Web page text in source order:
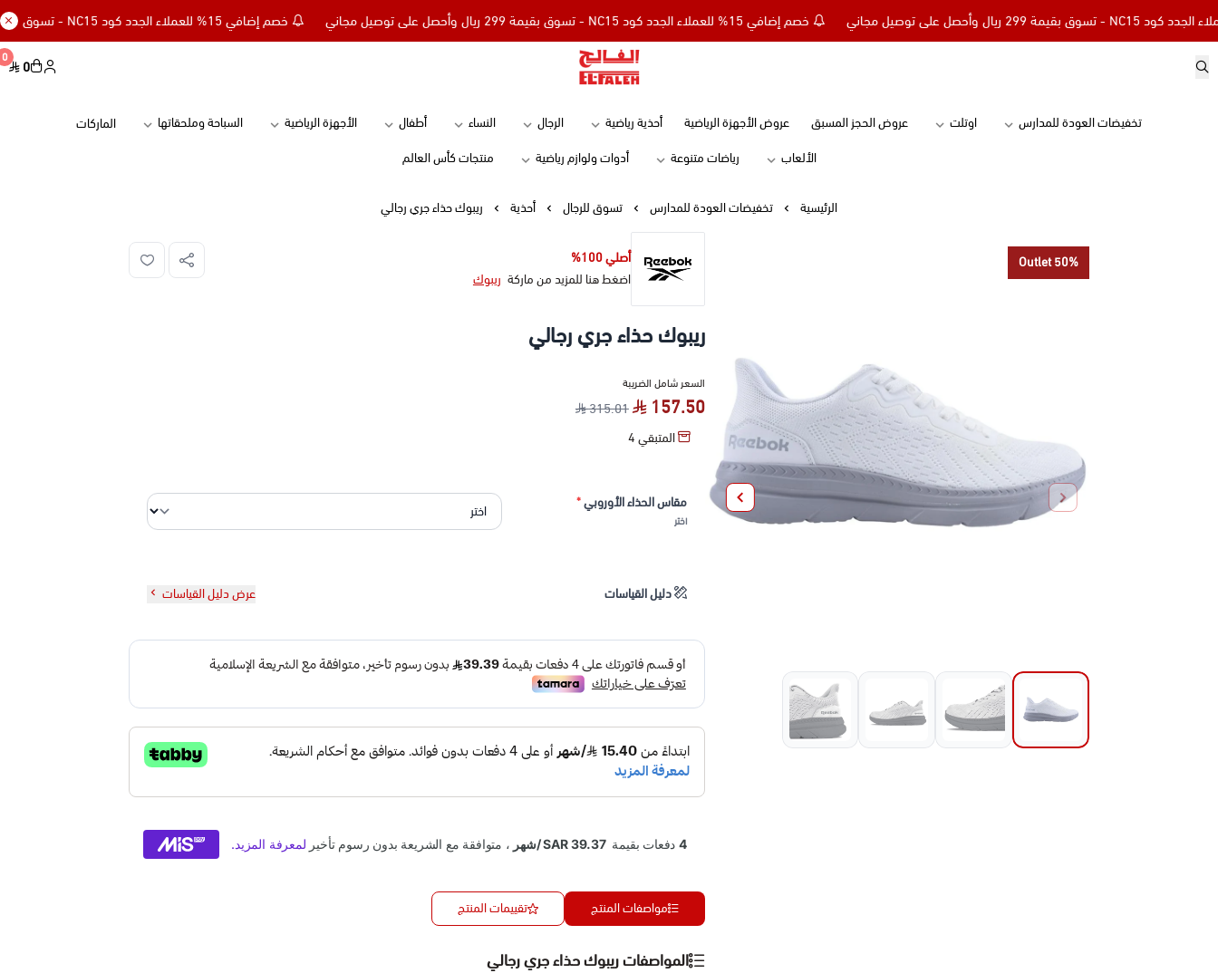
خصم إضافي 15% للعملاء الجدد كود NC15 - تسوق بقيمة 299 ريال وأحصل على توصيل مجاني خصم إضافي 15% للعملاء الجدد كود NC15 - تسوق بقيمة 299 ريال وأحصل على توصيل مجاني
0 0
تخفيضات العودة للمدارس اوتلت عروض الحجز المسبق عروض الأجهزة الرياضية أحذية رياضية الرجال النساء أطفال الأجهزة الرياضية السباحة وملحقاتها
الماركات
الألعاب
رياضات متنوعة أدوات ولوازم رياضية منتجات كأس العالم
الرئيسية تخفيضات العودة للمدارس تسوق للرجال أحذية ريبوك حذاء جري رجالي
Outlet 50%
أصلي 100%
اضغط هنا للمزيد من ماركة ريبوك
ريبوك حذاء جري رجالي
السعر شامل الضريبة
157.50
315.01
المتبقي4
مقاس الحذاء الأوروبي*
اختر
دليل القياسات عرض دليل القياسات
مواصفات المنتج تقييمات المنتج
المواصفات ريبوك حذاء جري رجالي